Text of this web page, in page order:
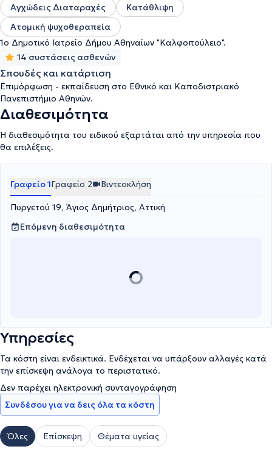
συμβουλευτικές συνεδρίες στους φοιτητές. Η θεραπευτική
προσέγγιση είναι βασισμένη στην Συνθετική Ψυχοθεραπεία
συνδυάζοντας στοιχεία της Γνωσιακής Συμπεριφοριστικής
Θεραπείας και της Ψυχοδυναμικής προσέγγισης. Τέλος,
εξειδικεύεται στις Αγχώδεις διαταραχές, στην Κατάθλιψη και
στην Ατομική ψυχοθεραπεία.
Αγχώδεις Διαταραχές
Κατάθλιψη
Ατομική ψυχοθεραπεία
1ο Δημοτικό Ιατρείο Δήμου Αθηναίων "Καλφοπούλειο".
14 συστάσεις ασθενών
Σπουδές και κατάρτιση
Επιμόρφωση - εκπαίδευση στο Εθνικό και Καποδιστριακό
Πανεπιστήμιο Αθηνών.
Διαθεσιμότητα
Η διαθεσιμότητα του ειδικού εξαρτάται από την υπηρεσία που
θα επιλέξεις.
Γραφείο 1Γραφείο 2 Βιντεοκλήση
Πυργετού 19, Άγιος Δημήτριος, Αττική
Επόμενη διαθεσιμότητα
Υπηρεσίες
Τα κόστη είναι ενδεικτικά. Ενδέχεται να υπάρξουν αλλαγές κατά
την επίσκεψη ανάλογα το περιστατικό.
Δεν παρέχει ηλεκτρονική συνταγογράφηση
Συνδέσου για να δεις όλα τα κόστη
Όλες Επίσκεψη Θέματα υγείας